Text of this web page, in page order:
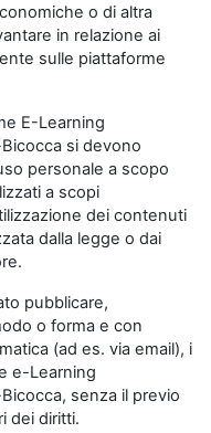
o di altra
in relazione ai
sulle piattaforme
E-Learning
si devono
personale a scopo
a scopi
dei contenuti
dalla legge o dai
pubblicare,
o forma e con
(ad es. via email), i
e-Learning
senza il previo
dei diritti.